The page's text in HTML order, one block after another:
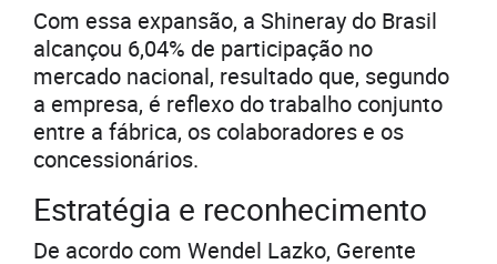
Com essa expansão, a Shineray do Brasil
alcançou 6,04% de participação no
mercado nacional, resultado que, segundo
a empresa, é reflexo do trabalho conjunto
entre a fábrica, os colaboradores e os
concessionários.
Estratégia e reconhecimento
De acordo com Wendel Lazko, Gerente